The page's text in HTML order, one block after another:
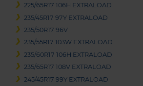
225/65R17 106H EXTRALOAD
235/45R17 97Y EXTRALOAD
235/50R17 96V
235/55R17 103W EXTRALOAD
235/60R17 106H EXTRALOAD
235/65R17 108V EXTRALOAD
245/45R17 99Y EXTRALOAD